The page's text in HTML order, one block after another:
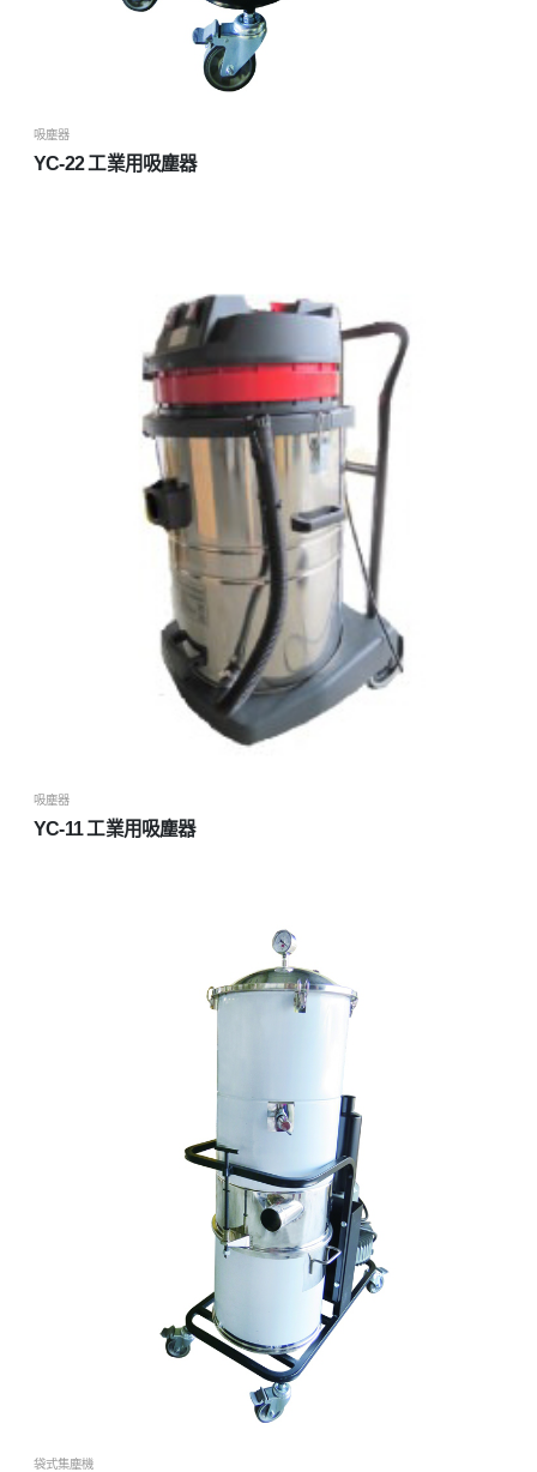
吸塵器
YC-22 工業用吸塵器
吸塵器
YC-11 工業用吸塵器
袋式集塵機